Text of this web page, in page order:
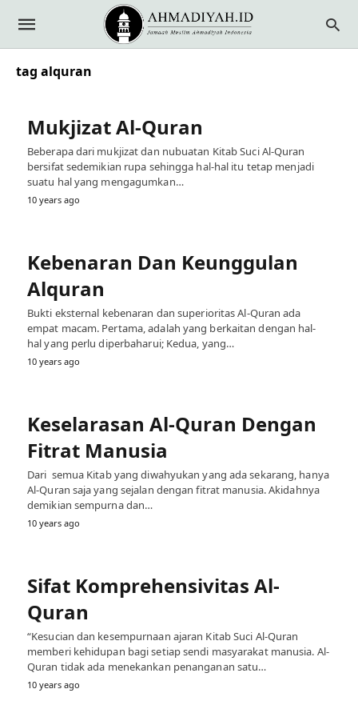
tag alquran
Mukjizat Al-Quran
Beberapa dari mukjizat dan nubuatan Kitab Suci Al-Quran
bersifat sedemikian rupa sehingga hal-hal itu tetap menjadi
suatu hal yang mengagumkan…
10 years ago
Kebenaran Dan Keunggulan
Alquran
Bukti eksternal kebenaran dan superioritas Al-Quran ada
empat macam. Pertama, adalah yang berkaitan dengan hal-
hal yang perlu diperbaharui; Kedua, yang…
10 years ago
Keselarasan Al-Quran Dengan
Fitrat Manusia
Dari semua Kitab yang diwahyukan yang ada sekarang, hanya
Al-Quran saja yang sejalan dengan fitrat manusia. Akidahnya
demikian sempurna dan…
10 years ago
Sifat Komprehensivitas Al-
Quran
“Kesucian dan kesempurnaan ajaran Kitab Suci Al-Quran
memberi kehidupan bagi setiap sendi masyarakat manusia. Al-
Quran tidak ada menekankan penanganan satu…
10 years ago